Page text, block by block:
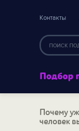
Контакты
Подбор
Почему
человек